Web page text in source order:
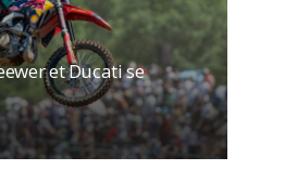
et Ducati se